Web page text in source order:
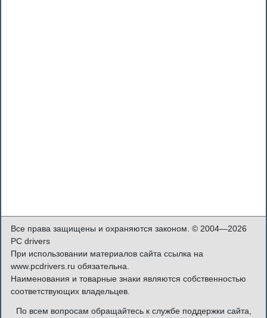
Все права защищены и охраняются законом. © 2004—2026
PC drivers
При использовании материалов сайта ссылка на
www.pcdrivers.ru обязательна.
Наименования и товарные знаки являются собственностью
соответствующих владельцев.
По всем вопросам обращайтесь к службе поддержки сайта,